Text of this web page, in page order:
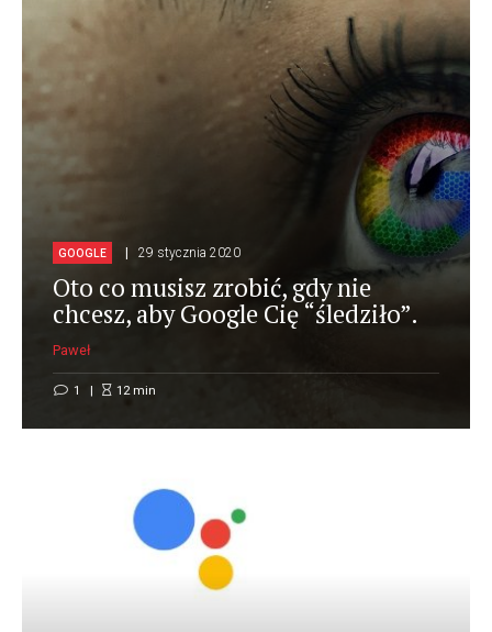
GOOGLE 29 stycznia 2020
Oto co musisz zrobić, gdy nie
chcesz, aby Google Cię “śledziło”.
Paweł
1 12min